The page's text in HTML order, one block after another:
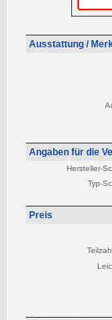
Ausstattung /
Angaben für die
Hersteller-
Typ-
Preis